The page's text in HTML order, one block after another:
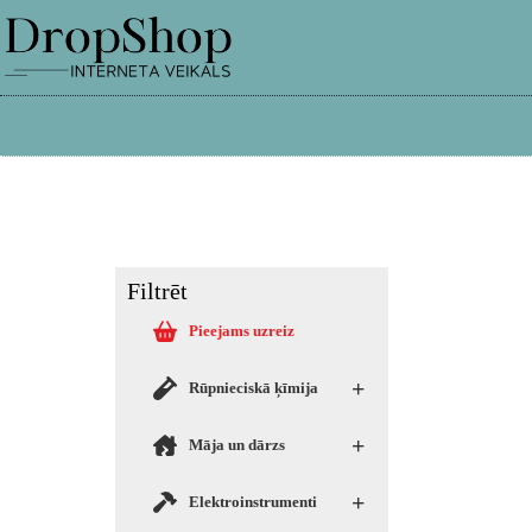
Filtrēt
Pieejams uzreiz
+
Rūpnieciskā ķīmija
+
Māja un dārzs
+
Elektroinstrumenti